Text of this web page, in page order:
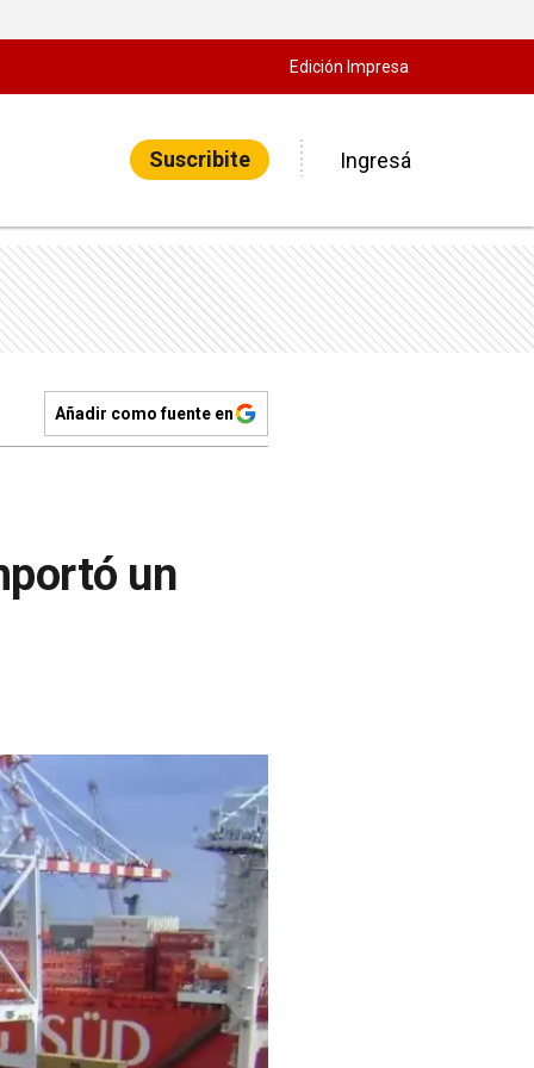
Edición Impresa
Suscribite Ingresá
Añadir como fuente en
un